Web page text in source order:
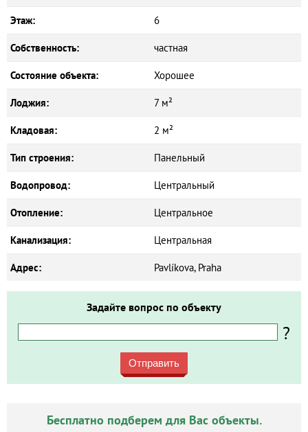
Этаж: 6
Собственность: частная
Состояние объекта: Хорошее
Лоджия: 7 м²
Кладовая: 2 м²
Тип строения: Панельный
Водопровод: Центральный
Отопление: Центральное
Канализация: Центральная
Адрес: Pavlíkova, Praha
Задайте вопрос по объекту
?
Отправить
Бесплатно подберем для Вас объекты.